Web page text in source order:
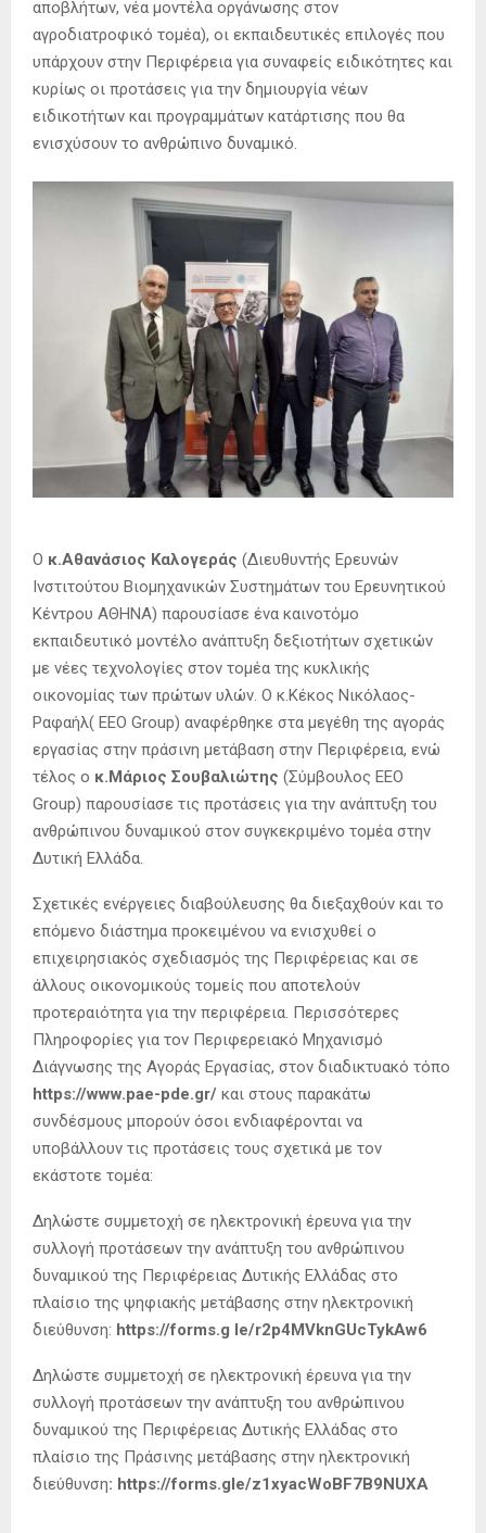
αποβλήτων, νέα μοντέλα οργάνωσης στον
αγροδιατροφικό τομέα), οι εκπαιδευτικές επιλογές που
υπάρχουν στην Περιφέρεια για συναφείς ειδικότητες και
κυρίως οι προτάσεις για την δημιουργία νέων
ειδικοτήτων και προγραμμάτων κατάρτισης που θα
ενισχύσουν το ανθρώπινο δυναμικό.
Ο κ.Αθανάσιος Καλογεράς (Διευθυντής Ερευνών
Ινστιτούτου Βιομηχανικών Συστημάτων του Ερευνητικού
Κέντρου ΑΘΗΝΑ) παρουσίασε ένα καινοτόμο
εκπαιδευτικό μοντέλο ανάπτυξη δεξιοτήτων σχετικών
με νέες τεχνολογίες στον τομέα της κυκλικής
οικονομίας των πρώτων υλών. Ο κ.Κέκος Νικόλαος-
Ραφαήλ( EEO Group) αναφέρθηκε στα μεγέθη της αγοράς
εργασίας στην πράσινη μετάβαση στην Περιφέρεια, ενώ
τέλος ο κ.Μάριος Σουβαλιώτης (Σύμβουλος EEO
Group) παρουσίασε τις προτάσεις για την ανάπτυξη του
ανθρώπινου δυναμικού στον συγκεκριμένο τομέα στην
Δυτική Ελλάδα.
Σχετικές ενέργειες διαβούλευσης θα διεξαχθούν και το
επόμενο διάστημα προκειμένου να ενισχυθεί ο
επιχειρησιακός σχεδιασμός της Περιφέρειας και σε
άλλους οικονομικούς τομείς που αποτελούν
προτεραιότητα για την περιφέρεια. Περισσότερες
Πληροφορίες για τον Περιφερειακό Μηχανισμό
Διάγνωσης της Αγοράς Εργασίας, στον διαδικτυακό τόπο
https://www.pae-pde.gr/ και στους παρακάτω
συνδέσμους μπορούν όσοι ενδιαφέρονται να
υποβάλλουν τις προτάσεις τους σχετικά με τον
εκάστοτε τομέα:
Δηλώστε συμμετοχή σε ηλεκτρονική έρευνα για την
συλλογή προτάσεων την ανάπτυξη του ανθρώπινου
δυναμικού της Περιφέρειας Δυτικής Ελλάδας στο
πλαίσιο της ψηφιακής μετάβασης στην ηλεκτρονική
διεύθυνση: https://forms.g le/r2p4MVknGUcTykAw6
Δηλώστε συμμετοχή σε ηλεκτρονική έρευνα για την
συλλογή προτάσεων την ανάπτυξη του ανθρώπινου
δυναμικού της Περιφέρειας Δυτικής Ελλάδας στο
πλαίσιο της Πράσινης μετάβασης στην ηλεκτρονική
διεύθυνση: https://forms.gle/z1xyacWoBF7B9NUXA